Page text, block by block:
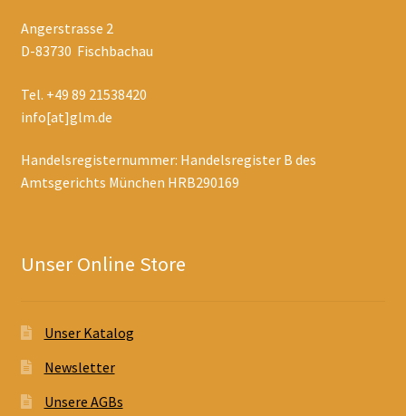
Angerstrasse 2
D-83730 Fischbachau
Tel. +49 89 21538420
info[at]glm.de
Handelsregisternummer: Handelsregister B des
Amtsgerichts München HRB290169
Unser Online Store
Unser Katalog
Newsletter
Unsere AGBs